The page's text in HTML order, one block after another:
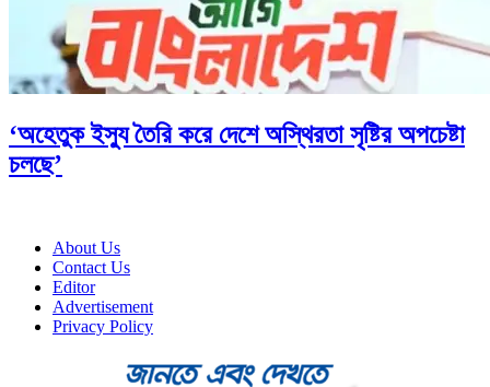
‘অহেতুক ইস্যু তৈরি করে দেশে অস্থিরতা সৃষ্টির অপচেষ্টা
চলছে’
About Us
Contact Us
Editor
Advertisement
Privacy Policy